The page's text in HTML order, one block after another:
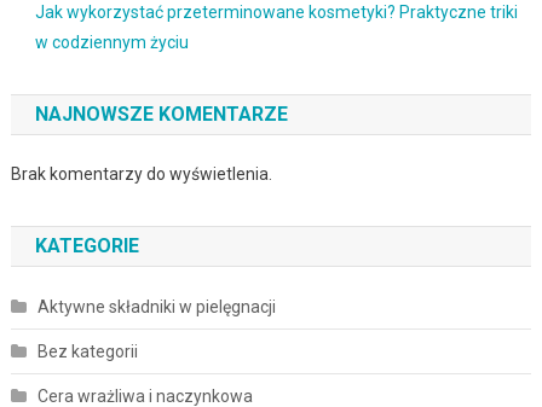
Jak wykorzystać przeterminowane kosmetyki? Praktyczne triki
w codziennym życiu
NAJNOWSZE KOMENTARZE
Brak komentarzy do wyświetlenia.
KATEGORIE
Aktywne składniki w pielęgnacji
Bez kategorii
Cera wrażliwa i naczynkowa